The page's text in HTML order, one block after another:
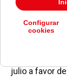
julio a favor